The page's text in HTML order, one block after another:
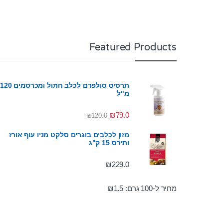
Featured Products
תרסיס סולפרם לכלב חתול ומכרסמים 120
מ"ל
₪79.0
₪120.0
מזון לכלבים בוגרים סלקט מניו עוף אורז
ותירס 15 ק"ג
₪229.0
מחיר ל-100 גרם: ₪1.5